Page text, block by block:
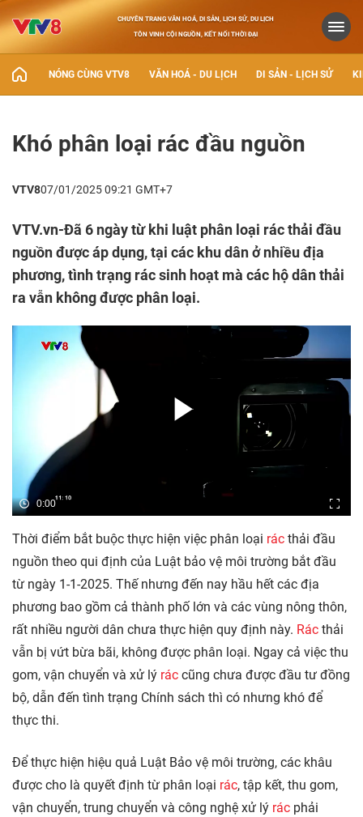
CHUYÊN TRANG VĂN HOÁ, DI SẢN, LỊCH SỬ, DU LỊCH
TÔN VINH CỘI NGUỒN, KẾT NỐI THỜI ĐẠI
NÓNG CÙNG VTV8 VĂN HOÁ - DU LỊCH DI SẢN - LỊCH SỬ
Khó phân loại rác đầu nguồn
VTV807/01/2025 09:21 GMT+7
VTV.vn-Đã 6 ngày từ khi luật phân loại rác thải đầu
nguồn được áp dụng, tại các khu dân ở nhiều địa
phương, tình trạng rác sinh hoạt mà các hộ dân thải
ra vẫn không được phân loại.
0:00
Thời điểm bắt buộc thực hiện việc phân loại rác thải đầu
nguồn theo qui định của Luật bảo vệ môi trường bắt đầu
từ ngày 1-1-2025. Thế nhưng đến nay hầu hết các địa
phương bao gồm cả thành phố lớn và các vùng nông thôn,
rất nhiều người dân chưa thực hiện quy định này. Rác thải
vẫn bị vứt bừa bãi, không được phân loại. Ngay cả việc thu
gom, vận chuyển và xử lý rác cũng chưa được đầu tư đồng
bộ, dẫn đến tình trạng Chính sách thì có nhưng khó để
thực thi.
Để thực hiện hiệu quả Luật Bảo vệ môi trường, các khâu
được cho là quyết định từ phân loại rác, tập kết, thu gom,
vận chuyển, trung chuyển và công nghệ xử lý rác phải